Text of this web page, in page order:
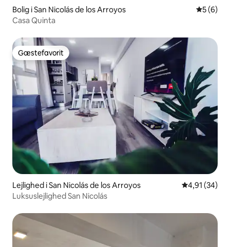
Bolig i San Nicolás de los Arroyos 5 ud af 5
5 (6)
Casa Quinta
Gæstefavorit
Gæstefavorit
Lejlighed i San Nicolás de los Arroyos 4,91 ud af 5
4,91 (34)
Luksuslejlighed San Nicolás